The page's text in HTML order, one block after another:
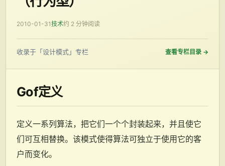
2010-01-31技术约 2 分钟阅读
收录于「设计模式」专栏 查看专栏目录 →
Gof定义
定义一系列算法，把它们一个个封装起来，并且使它
们可互相替换。该模式使得算法可独立于使用它的客
户而变化。